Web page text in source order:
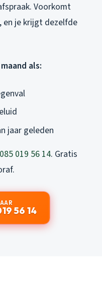
Voorkomt
en je krijgt dezelfde
als:
jaar geleden
085 019 56 14. Gratis
56 14